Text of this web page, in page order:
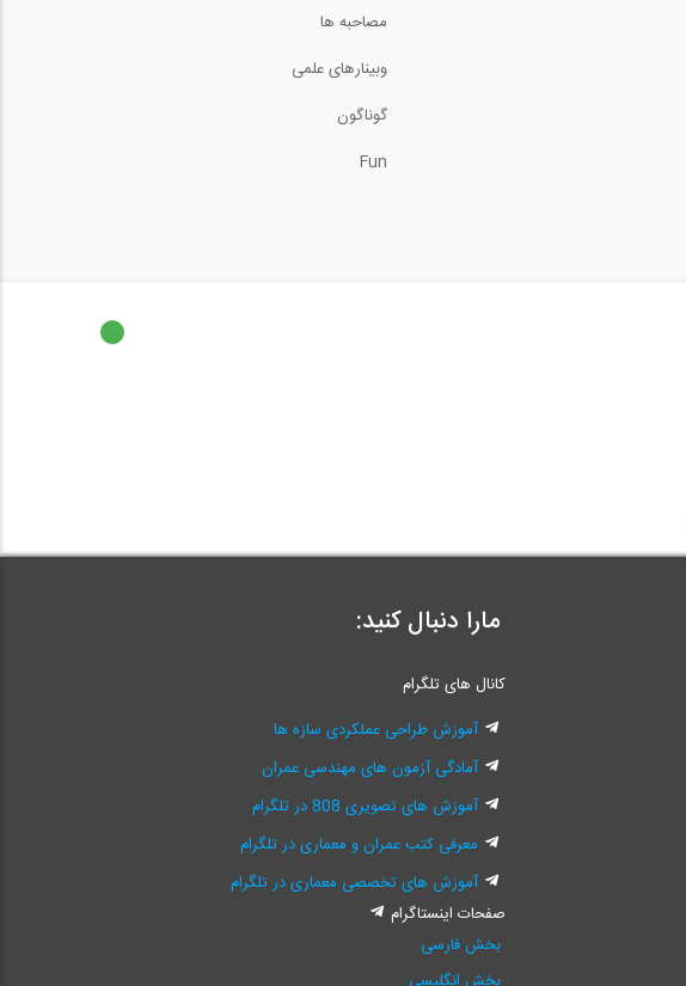
از نمایشگاه...
مصاحبه ها
وبینارهای علمی
گوناگون
Fun
مارا دنبال کنید:
کانال های تلگرام
آموزش طراحی عملکردی سازه ها
آمادگی آزمون های مهندسی عمران
آموزش های تصویری 808 در تلگرام
معرفی کتب عمران و معماری در تلگرام
آموزش های تخصصی معماری در تلگرام
صفحات اینستاگرام
بخش فارسی